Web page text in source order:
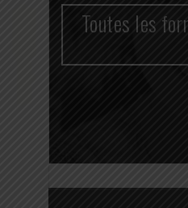
Toutes les